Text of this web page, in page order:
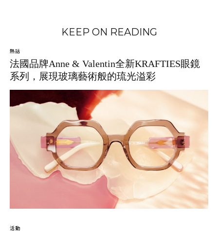
KEEP ON READING
熱話
法國品牌Anne & Valentin全新KRAFTIES眼鏡
系列，展現玻璃藝術般的琉光溢彩
活動